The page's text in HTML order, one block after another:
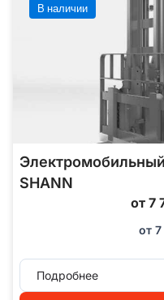
В наличии
SHANN
от 7
от 7
Подробнее